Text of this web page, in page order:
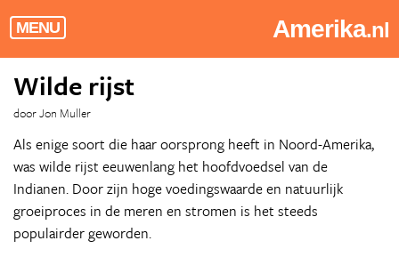
MENU Amerika.nl
Wilde rijst
door Jon Muller
Als enige soort die haar oorsprong heeft in Noord-Amerika,
was wilde rijst eeuwenlang het hoofdvoedsel van de
Indianen. Door zijn hoge voedingswaarde en natuurlijk
groeiproces in de meren en stromen is het steeds
populairder geworden.